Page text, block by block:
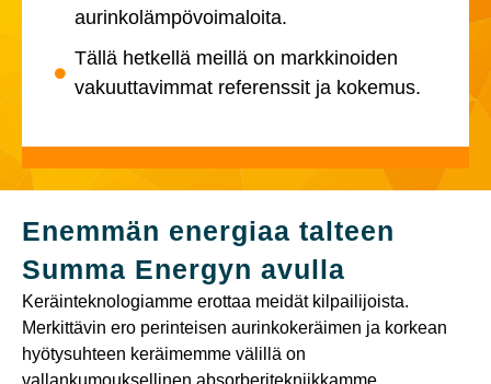
aurinkolämpövoimaloita.
Tällä hetkellä meillä on markkinoiden
vakuuttavimmat referenssit ja kokemus.
Enemmän energiaa talteen
Summa Energyn avulla
Keräinteknologiamme erottaa meidät kilpailijoista.
Merkittävin ero perinteisen aurinkokeräimen ja korkean
hyötysuhteen keräimemme välillä on
vallankumouksellinen absorberitekniikkamme